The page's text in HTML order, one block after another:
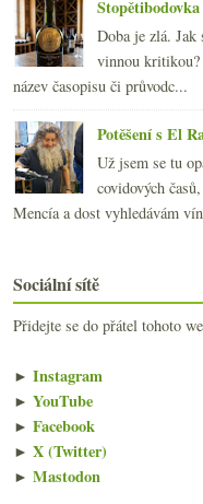
Doba je zlá. Jak
vinnou kritikou?
název časopisu či průvodc...
Potěšení s El
Už jsem se tu
covidových
Mencía a dost vyhledávám
Sociální sítě
Přidejte se do přátel tohoto
► Instagram
► YouTube
► Facebook
► X (Twitter)
► Mastodon